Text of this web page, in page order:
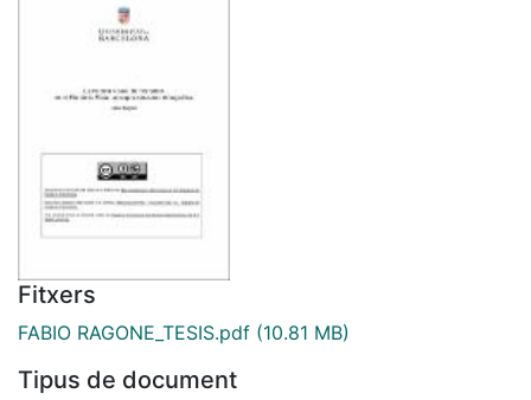
Fitxers
FABIO RAGONE_TESIS.pdf (10.81 MB)
Tipus de document